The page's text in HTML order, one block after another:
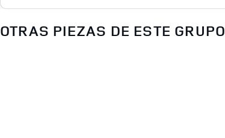
OTRAS PIEZAS DE ESTE GRUPO